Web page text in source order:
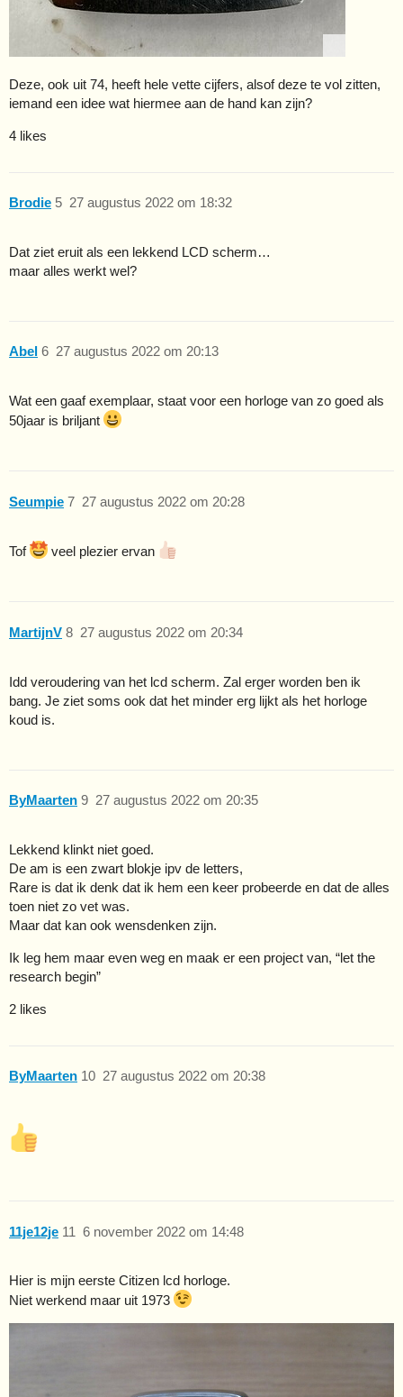
Deze, ook uit 74, heeft hele vette cijfers, alsof deze te vol zitten,
iemand een idee wat hiermee aan de hand kan zijn?
4 likes
Brodie 27 augustus 2022 om 18:32
5
Dat ziet eruit als een lekkend LCD scherm…
maar alles werkt wel?
Abel 27 augustus 2022 om 20:13
6
Wat een gaaf exemplaar, staat voor een horloge van zo goed als
50jaar is briljant
Seumpie 27 augustus 2022 om 20:28
7
Tof veel plezier ervan
MartijnV 27 augustus 2022 om 20:34
8
Idd veroudering van het lcd scherm. Zal erger worden ben ik
bang. Je ziet soms ook dat het minder erg lijkt als het horloge
koud is.
ByMaarten 27 augustus 2022 om 20:35
9
Lekkend klinkt niet goed.
De am is een zwart blokje ipv de letters,
Rare is dat ik denk dat ik hem een keer probeerde en dat de alles
toen niet zo vet was.
Maar dat kan ook wensdenken zijn.
Ik leg hem maar even weg en maak er een project van, “let the
research begin”
2 likes
ByMaarten 27 augustus 2022 om 20:38
10
11je12je 6 november 2022 om 14:48
11
Hier is mijn eerste Citizen lcd horloge.
Niet werkend maar uit 1973